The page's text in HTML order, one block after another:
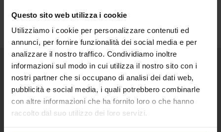
Questo sito web utilizza i cookie
Utilizziamo i cookie per personalizzare contenuti ed
annunci, per fornire funzionalità dei social media e per
analizzare il nostro traffico. Condividiamo inoltre
informazioni sul modo in cui utilizza il nostro sito con i
nostri partner che si occupano di analisi dei dati web,
pubblicità e social media, i quali potrebbero combinarle
con altre informazioni che ha fornito loro o che hanno
raccolto dal suo utilizzo dei loro servizi.
Senaf srl
+ 39 051.325511
+ 39 02.332039460